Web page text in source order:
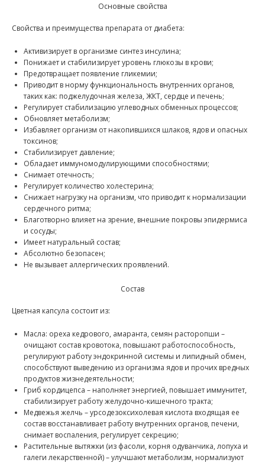
Основные свойства
Свойства и преимущества препарата от диабета:
Активизирует в организме синтез инсулина;
Понижает и стабилизирует уровень глюкозы в крови;
Предотвращает появление гликемии;
Приводит в норму функциональность внутренних органов,
таких как: поджелудочная железа, ЖКТ, сердце и печень;
Регулирует стабилизацию углеводных обменных процессов;
Обновляет метаболизм;
Избавляет организм от накопившихся шлаков, ядов и опасных
токсинов;
Стабилизирует давление;
Обладает иммуномодулирующими способностями;
Снимает отечность;
Регулирует количество холестерина;
Снижает нагрузку на организм, что приводит к нормализации
сердечного ритма;
Благотворно влияет на зрение, внешние покровы эпидермиса
и сосуды;
Имеет натуральный состав;
Абсолютно безопасен;
Не вызывает аллергических проявлений.
Состав
Цветная капсула состоит из:
Масла: ореха кедрового, амаранта, семян расторопши –
очищают состав кровотока, повышают работоспособность,
регулируют работу эндокринной системы и липидный обмен,
способствуют выведению из организма ядов и прочих вредных
продуктов жизнедеятельности;
Гриб кордицепса – наполняет энергией, повышает иммунитет,
стабилизирует работу желудочно-кишечного тракта;
Медвежья желчь – урсодезоксихолевая кислота входящая ее
состав восстанавливает работу внутренних органов, печени,
снимает воспаления, регулирует секрецию;
Растительные вытяжки (из фасоли, корня одуванчика, лопуха и
галеги лекарственной) – улучшают метаболизм, нормализуют